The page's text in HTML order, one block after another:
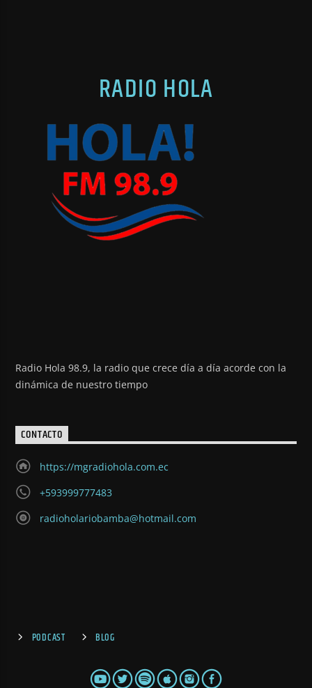
RADIO HOLA
Radio Hola 98.9, la radio que crece día a día acorde con la
dinámica de nuestro tiempo
CONTACTO
https://mgradiohola.com.ec
+593999777483
radioholariobamba@hotmail.com
PODCAST BLOG